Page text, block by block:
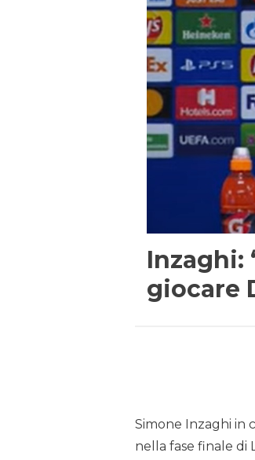
Inzaghi:
giocare
Simone Inzaghi in
nella fase finale di